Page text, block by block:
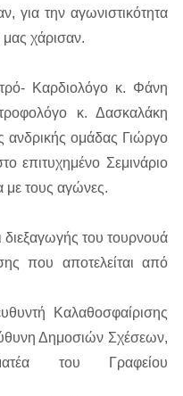
για την αγωνιστικότητα
μας χάρισαν.
Καρδιολόγο κ. Φάνη
κ. Δασκαλάκη
ανδρικής ομάδας Γιώργο
επιτυχημένο Σεμινάριο
με τους αγώνες.
διεξαγωγής του τουρνουά
που αποτελείται από
Καλαθοσφαίρισης
Δημοσιών Σχέσεων,
του Γραφείου